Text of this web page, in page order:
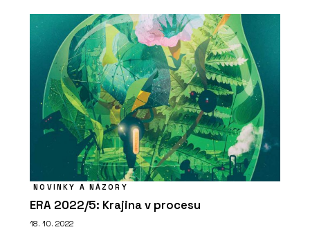
NOVINKY A NÁZORY
ERA 2022/5: Krajina v procesu
18. 10. 2022